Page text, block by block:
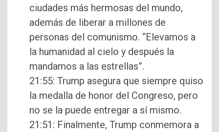
ciudades más hermosas del mundo,
además de liberar a millones de
personas del comunismo. “Elevamos a
la humanidad al cielo y después la
mandamos a las estrellas”.
21:55: Trump asegura que siempre quiso
la medalla de honor del Congreso, pero
no se la puede entregar a sí mismo.
21:51: Finalmente, Trump conmemora a